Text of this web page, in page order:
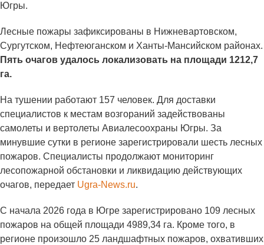
Югры.
Лесные пожары зафиксированы в Нижневартовском,
Сургутском, Нефтеюганском и Ханты-Мансийском районах.
Пять очагов удалось локализовать на площади 1212,7
га.
На тушении работают 157 человек. Для доставки
специалистов к местам возгораний задействованы
самолеты и вертолеты Авиалесоохраны Югры. За
минувшие сутки в регионе зарегистрировали шесть лесных
пожаров. Специалисты продолжают мониторинг
лесопожарной обстановки и ликвидацию действующих
очагов, передает Ugra-News.ru.
С начала 2026 года в Югре зарегистрировано 109 лесных
пожаров на общей площади 4989,34 га. Кроме того, в
регионе произошло 25 ландшафтных пожаров, охвативших